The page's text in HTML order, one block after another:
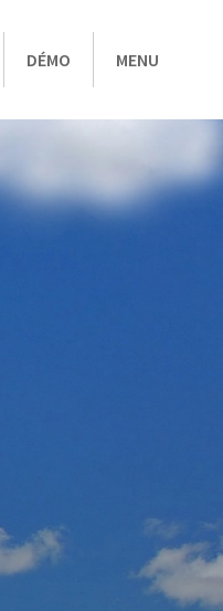
DÉMO MENU